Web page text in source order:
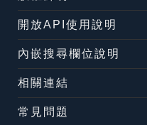
開放API使用說明
內嵌搜尋欄位說明
相關連結
常見問題